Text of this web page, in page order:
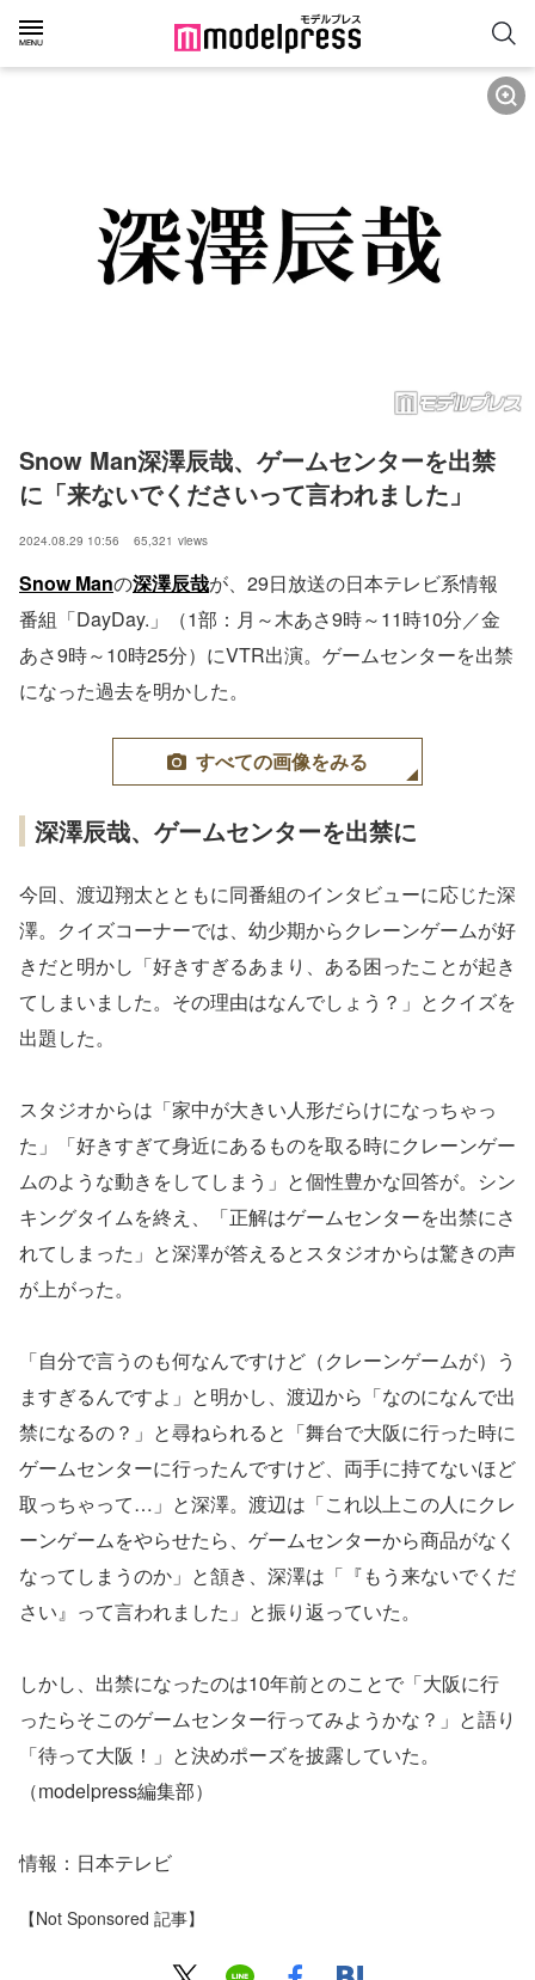
Snow Man深澤辰哉、ゲームセンターを出禁
に「来ないでくださいって言われました」
2024.08.29 10:56 65,321 views
Snow Manの深澤辰哉が、29日放送の日本テレビ系情報
番組「DayDay.」（1部：月～木あさ9時～11時10分／金
あさ9時～10時25分）にVTR出演。ゲームセンターを出禁
になった過去を明かした。
すべての画像をみる
深澤辰哉、ゲームセンターを出禁に
今回、渡辺翔太とともに同番組のインタビューに応じた深
澤。クイズコーナーでは、幼少期からクレーンゲームが好
きだと明かし「好きすぎるあまり、ある困ったことが起き
てしまいました。その理由はなんでしょう？」とクイズを
出題した。
スタジオからは「家中が大きい人形だらけになっちゃっ
た」「好きすぎて身近にあるものを取る時にクレーンゲー
ムのような動きをしてしまう」と個性豊かな回答が。シン
キングタイムを終え、「正解はゲームセンターを出禁にさ
れてしまった」と深澤が答えるとスタジオからは驚きの声
が上がった。
「自分で言うのも何なんですけど（クレーンゲームが）う
ますぎるんですよ」と明かし、渡辺から「なのになんで出
禁になるの？」と尋ねられると「舞台で大阪に行った時に
ゲームセンターに行ったんですけど、両手に持てないほど
取っちゃって…」と深澤。渡辺は「これ以上この人にクレ
ーンゲームをやらせたら、ゲームセンターから商品がなく
なってしまうのか」と頷き、深澤は「『もう来ないでくだ
さい』って言われました」と振り返っていた。
しかし、出禁になったのは10年前とのことで「大阪に行
ったらそこのゲームセンター行ってみようかな？」と語り
「待って大阪！」と決めポーズを披露していた。
（modelpress編集部）
情報：日本テレビ
【Not Sponsored 記事】